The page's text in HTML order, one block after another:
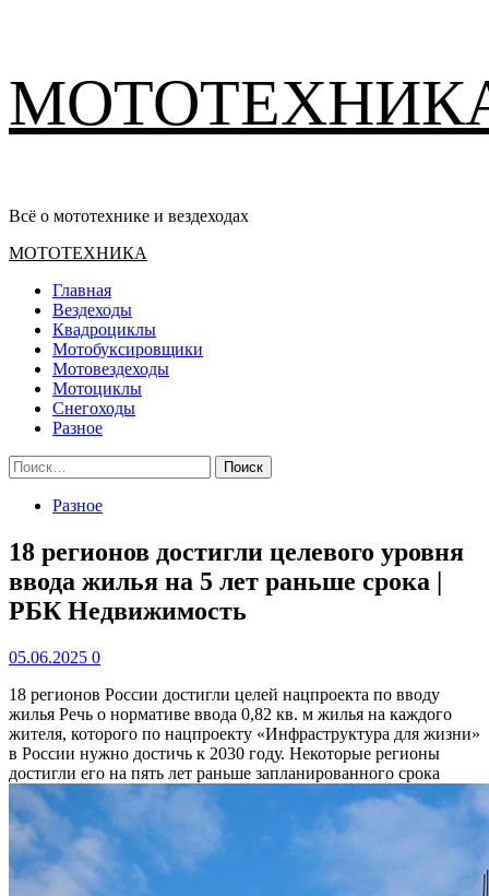
содержимому
Всё о мототехнике и вездеходах
Основное
МОТОТЕХНИКА
Главная
Вездеходы
Квадроциклы
Мотобуксировщики
Мотовездеходы
Мотоциклы
Снегоходы
Разное
Найти:
Разное
18 регионов достигли целевого уровня
ввода жилья на 5 лет раньше срока |
РБК Недвижимость
05.06.2025 0
18 регионов России достигли целей нацпроекта по вводу
жилья Речь о нормативе ввода 0,82 кв. м жилья на каждого
жителя, которого по нацпроекту «Инфраструктура для жизни»
в России нужно достичь к 2030 году. Некоторые регионы
достигли его на пять лет раньше запланированного срока